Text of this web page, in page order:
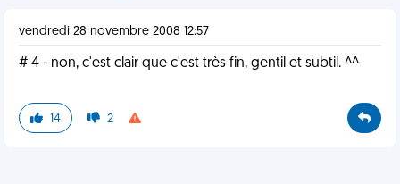
vendredi 28 novembre 2008 12:57
# 4 - non, c'est clair que c'est très fin, gentil et subtil. ^^
14 2